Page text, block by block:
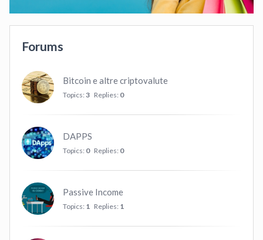
Forums
Bitcoin e altre criptovalute
Topics: 3 Replies: 0
DAPPS
Topics: 0 Replies: 0
Passive Income
Topics: 1 Replies: 1